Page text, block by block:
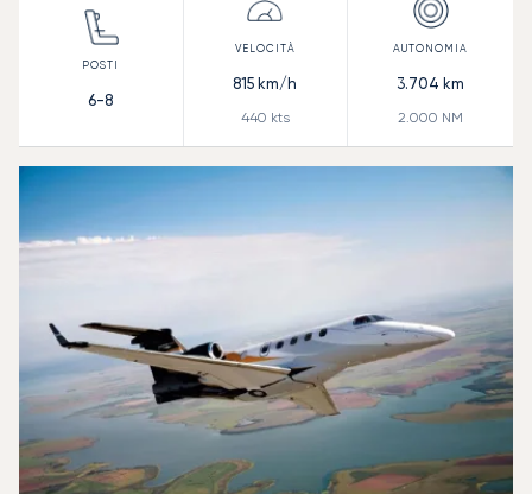
6-8
815 km/h
440 kts
3.704 km
2.000 NM